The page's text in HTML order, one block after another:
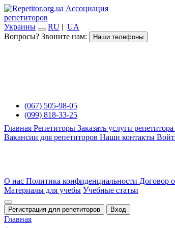
Ассоциация
репетиторов
Украины
RU | UA
Вопросы? Звоните нам:
Наши телефоны
(067) 505-98-05
(099) 818-33-25
Главная Репетиторы Заказать услуги репетитора
Вакансии для репетиторов Наши контакты
О нас Политика конфиденциальности Договор
Материалы для учебы Учебные статьи
Регистрация для репетиторов Вход
Главная